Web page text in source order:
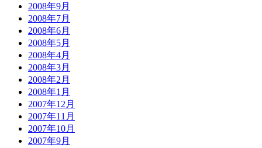
2008年9月
2008年7月
2008年6月
2008年5月
2008年4月
2008年3月
2008年2月
2008年1月
2007年12月
2007年11月
2007年10月
2007年9月